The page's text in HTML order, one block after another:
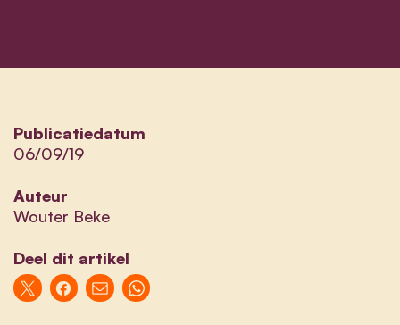
Publicatiedatum
06/09/19
Auteur
Wouter Beke
Deel dit artikel